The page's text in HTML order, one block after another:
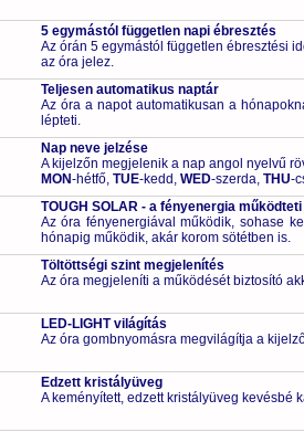
5 egymástól független napi ébresztés
Az órán 5 egymástól független ébresztési
az óra jelez.
Teljesen automatikus naptár
Az óra a napot automatikusan a
lépteti.
Nap neve jelzése
A kijelzőn megjelenik a nap angol nyelvű
MON-hétfő, TUE-kedd, WED-szerda, THU-
TOUGH SOLAR - a fényenergia működteti
Az óra fényenergiával működik, sohase
hónapig működik, akár korom sötétben is.
Töltöttségi szint megjelenítés
Az óra megjeleníti a működését biztosító
LED-LIGHT világítás
Az óra gombnyomásra megvilágítja a
Edzett kristályüveg
A keményített, edzett kristályüveg kevésbé